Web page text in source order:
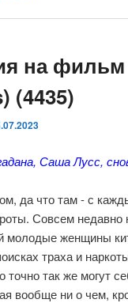
на
(4435)
Саша Лусс,
да что там - с
Совсем
молодые женщины
траха и
точно так же могут
вообще ни о чем,